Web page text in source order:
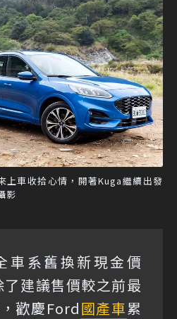
上車收拾心情，開著Kuga繼續出發
影
車系舊換新現金價
建議售價較之前最
歡慶Ford國產車累